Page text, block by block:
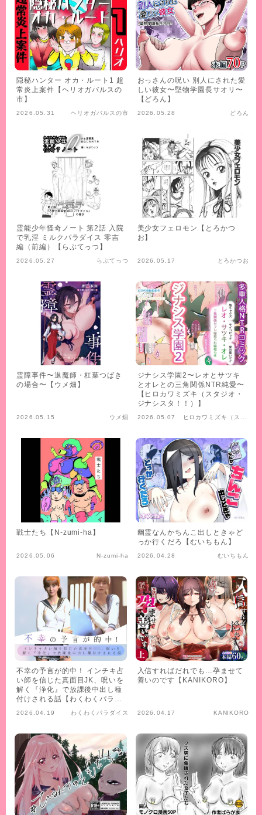
隠秘ハンター オカ・ルート1 超
常炎上案件【ヘリオガバルスの
市】
2026.05.31 ヘリオガバルスの市
おっさんの呪い 別人にされた愛
しい彼女〜堅物学園長サオリ〜
【どろん】
2026.05.28 どろん
霊能少年怪奇ノート 第2話 入院
で乳淫 ミルクパラダイス 零吉
編（前編）【らぶてっつ】
2026.05.27 らぶてっつ
美少女フェロモン【とろかつ
お】
2026.05.17 とろかつお
霊障事件〜退魔師・杠葉つばき
の場合〜【ウメ畑】
2026.05.15 ウメ畑
ジナシス学園2〜レオとサツキ
とオレとの三角関係NTR純愛〜
【ヒロカワミズキ（スタジオ・
ジナシスタ！！）】
2026.05.07
ヒロカワミズキ（スタ
戦士たち【N-zumi-ha】
2026.05.06 N-zumi-ha
幽霊なんかちんこ出しときゃど
っか行くだろ【むいちもん】
2026.04.28 むいちもん
不幸の予言が的中！ インチキ占
い師を信じた真面目JK、呪いを
解く『浄化』で放課後中出し種
付けされる話【わくわくパラダ
2026.04.19 わくわくパラダイス
入信すればだれでも…孕ませて
善いのです【KANIKORO】
2026.04.17 KANIKORO